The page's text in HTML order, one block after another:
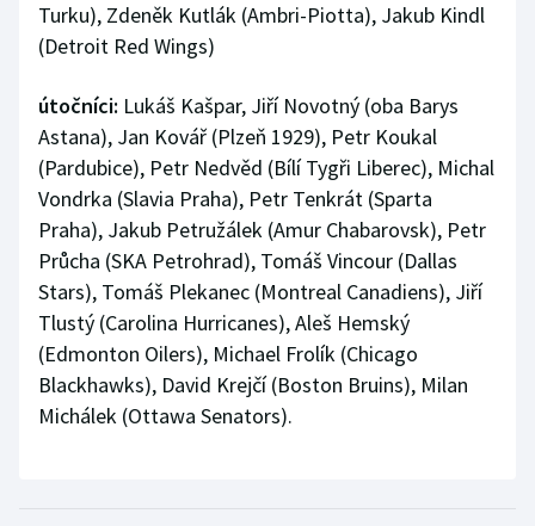
Sportovní střelba
Stolní tenis
Triatlon
Veslování
Vodní slalom
Volejbal
Ostatní
Turku), Zdeněk Kutlák (Ambri-Piotta), Jakub Kindl
(Detroit Red Wings)
útočníci: Lukáš Kašpar, Jiří Novotný (oba Barys
Astana), Jan Kovář (Plzeň 1929), Petr Koukal
(Pardubice), Petr Nedvěd (Bílí Tygři Liberec), Michal
Vondrka (Slavia Praha), Petr Tenkrát (Sparta
Praha), Jakub Petružálek (Amur Chabarovsk), Petr
Průcha (SKA Petrohrad), Tomáš Vincour (Dallas
Stars), Tomáš Plekanec (Montreal Canadiens), Jiří
Tlustý (Carolina Hurricanes), Aleš Hemský
(Edmonton Oilers), Michael Frolík (Chicago
Blackhawks), David Krejčí (Boston Bruins), Milan
Michálek (Ottawa Senators).